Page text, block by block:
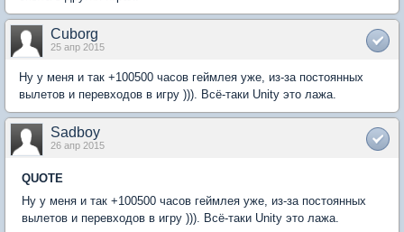
Cuborg
25 апр 2015
Ну у меня и так +100500 часов геймлея уже, из-за постоянных
вылетов и перевходов в игру ))). Всё-таки Unity это лажа.
Sadboy
26 апр 2015
QUOTE
Ну у меня и так +100500 часов геймлея уже, из-за постоянных
вылетов и перевходов в игру ))). Всё-таки Unity это лажа.